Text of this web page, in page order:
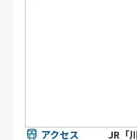
アクセス JR「